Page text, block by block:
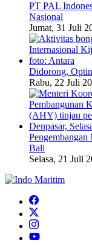
PT PAL
Nasional
Jumat, 31 Juli
Didorong,
Rabu, 22 Juli
Bali
Selasa, 21 Juli